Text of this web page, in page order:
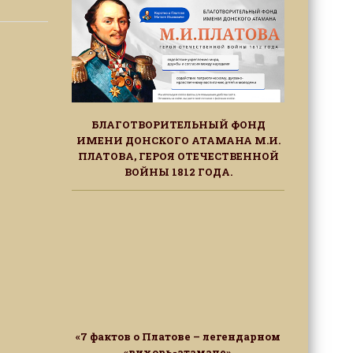
БЛАГОТВОРИТЕЛЬНЫЙ ФОНД
ИМЕНИ ДОНСКОГО АТАМАНА М.И.
ПЛАТОВА, ГЕРОЯ ОТЕЧЕСТВЕННОЙ
ВОЙНЫ 1812 ГОДА.
«7 фактов о Платове – легендарном